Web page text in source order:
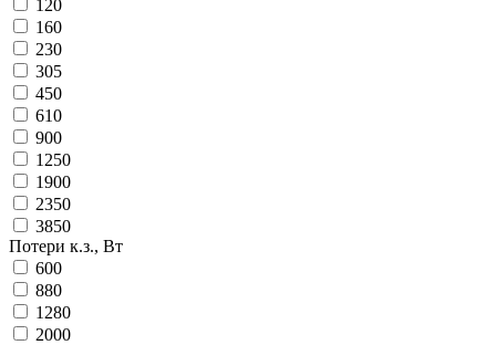
120
160
230
305
450
610
900
1250
1900
2350
3850
Потери к.з., Вт
600
880
1280
2000